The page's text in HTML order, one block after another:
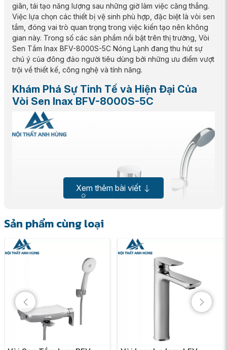
giãn, tái tạo năng lượng sau những giờ làm việc căng thẳng.
Việc lựa chọn các thiết bị vệ sinh phù hợp, đặc biệt là vòi sen
tắm, đóng vai trò quan trọng trong việc kiến tạo nên không
gian này. Trong số các sản phẩm nổi bật trên thị trường, Vòi
Sen Tắm Inax BFV-8000S-5C Nóng Lạnh đang thu hút sự
chú ý của đông đảo người tiêu dùng bởi những ưu điểm vượt
trội về thiết kế, công nghệ và tính năng.
Khám Phá Sự Tinh Tế và Hiện Đại Của
Vòi Sen Inax BFV-8000S-5C
Vòi Sen Tắm Inax BFV-8000S-5C Nóng Lạnh là minh chứng
cho sự kết hợp hoàn hảo giữa thẩm mỹ tinh tế và công nghệ
tiên tiến của thương hiệu
. Sản phẩm mang đến một làn
gió mới cho phòng tắm, tạo điểm nhấn sang trọng và đẳng
cấp.
Thiết kế sang trọng, hiện đại
Xem thêm bài viết
Sản phẩm cùng loại